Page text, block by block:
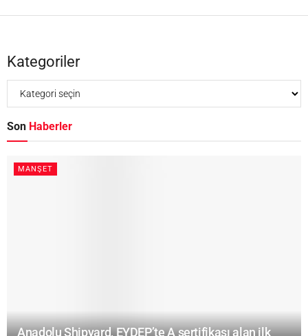
Kategoriler
Son Haberler
MANŞET
Anadolu Shipyard, EYDEP’te A sertifikası alan ilk